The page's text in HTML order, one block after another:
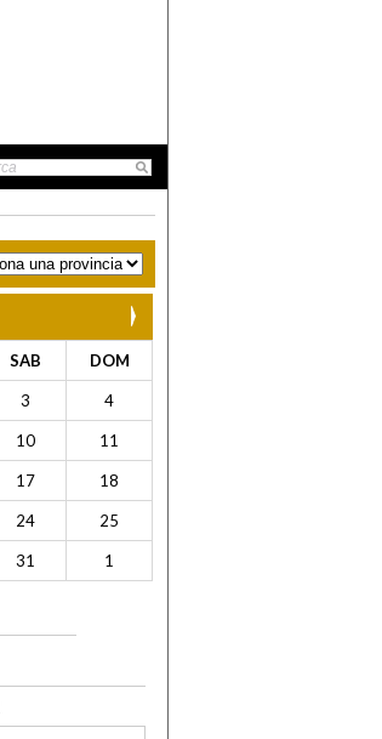
SAB DOM
3 4
10 11
17 18
24 25
31 1